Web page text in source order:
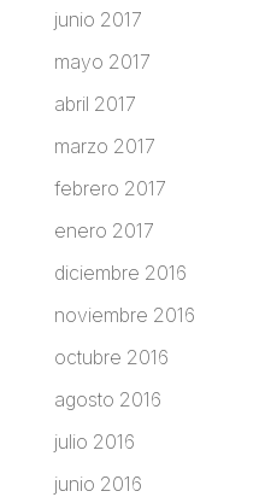
junio 2017
mayo 2017
abril 2017
marzo 2017
febrero 2017
enero 2017
diciembre 2016
noviembre 2016
octubre 2016
agosto 2016
julio 2016
junio 2016